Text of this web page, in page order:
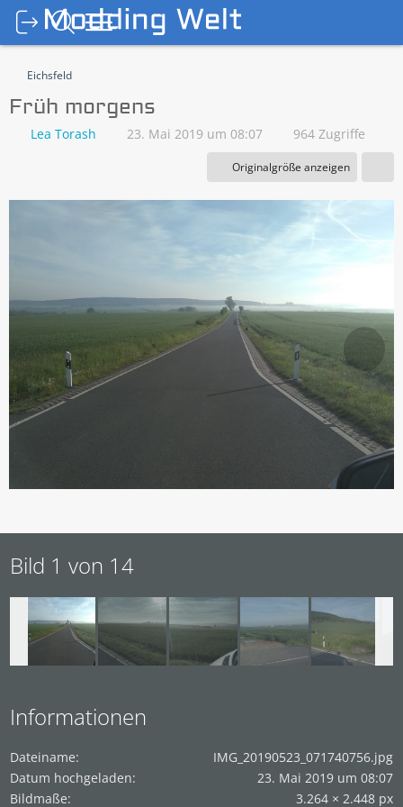
Eichsfeld
Früh morgens
Lea Torash 23. Mai 2019 um 08:07 964 Zugriffe
Originalgröße anzeigen
Bild 1 von 14
Informationen
Dateiname
IMG_20190523_071740756.jpg
Datum hochgeladen
23. Mai 2019 um 08:07
Bildmaße
3.264 × 2.448 px